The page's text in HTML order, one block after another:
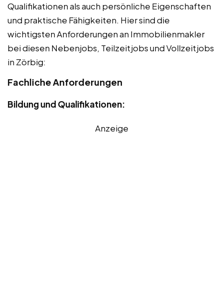
Qualifikationen als auch persönliche Eigenschaften
und praktische Fähigkeiten. Hier sind die
wichtigsten Anforderungen an Immobilienmakler
bei diesen Nebenjobs, Teilzeitjobs und Vollzeitjobs
in Zörbig:
Fachliche Anforderungen
Bildung und Qualifikationen:
Anzeige